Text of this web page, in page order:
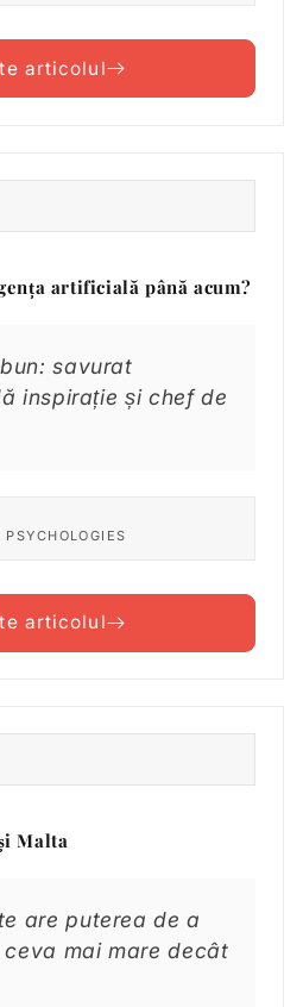
articolul
artificială până acum?
savurat
inspirație și chef de
articolul
Malta
are puterea de a
mai mare decât